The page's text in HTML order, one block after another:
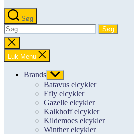
Søg
Søg
efter:
Luk
søgning
Luk Menu
Brands Vis
undermenu
Batavus elcykler
Efly elcykler
Gazelle elcykler
Kalkhoff elcykler
Kildemoes elcykler
Winther elcykler